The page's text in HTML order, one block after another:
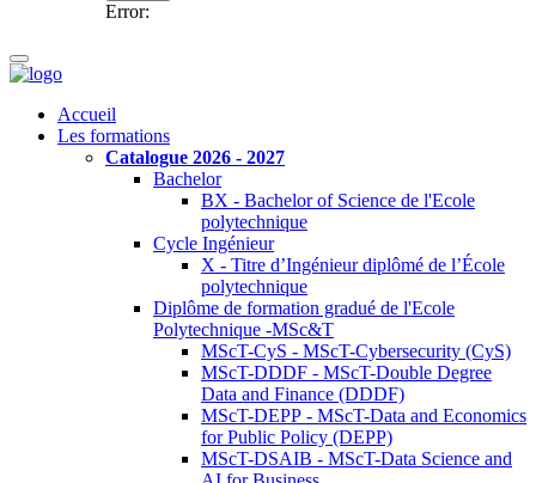
Error:
Accueil
Les formations
Catalogue 2026 - 2027
Bachelor
BX - Bachelor of Science de l'Ecole
polytechnique
Cycle Ingénieur
X - Titre d’Ingénieur diplômé de l’École
polytechnique
Diplôme de formation gradué de l'Ecole
Polytechnique -MSc&T
MScT-CyS - MScT-Cybersecurity (CyS)
MScT-DDDF - MScT-Double Degree
Data and Finance (DDDF)
MScT-DEPP - MScT-Data and Economics
for Public Policy (DEPP)
MScT-DSAIB - MScT-Data Science and